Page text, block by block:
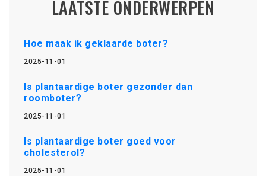
LAATSTE ONDERWERPEN
Hoe maak ik geklaarde boter?
2025-11-01
Is plantaardige boter gezonder dan
roomboter?
2025-11-01
Is plantaardige boter goed voor
cholesterol?
2025-11-01